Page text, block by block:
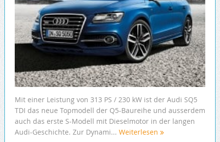
Mit einer Leistung von 313 PS / 230 kW ist der Audi SQ5
TDI das neue Topmodell der Q5-Baureihe und ausserdem
auch das erste S-Modell mit Dieselmotor in der langen
Audi-Geschichte. Zur Dynami... Weiterlesen